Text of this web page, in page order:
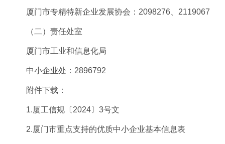
厦门市专精特新企业发展协会：2098276、2119067
（二）责任处室
厦门市工业和信息化局
中小企业处：2896792
附件下载：
1.厦工信规〔2024〕3号文
2.厦门市重点支持的优质中小企业基本信息表